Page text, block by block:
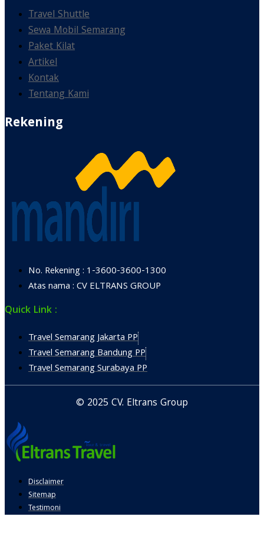
Travel Shuttle
Sewa Mobil Semarang
Paket Kilat
Artikel
Kontak
Tentang Kami
Rekening
No. Rekening : 1-3600-3600-1300
Atas nama : CV ELTRANS GROUP
Quick Link :
Travel Semarang Jakarta PP
Travel Semarang Bandung PP
Travel Semarang Surabaya PP
© 2025 CV. Eltrans Group
Disclaimer
Sitemap
Testimoni